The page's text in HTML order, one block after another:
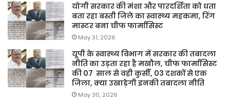
योगी सरकार की मंशा और पारदर्शिता को धता
बता रहा बस्ती जिले का स्वास्थ्य महकमा, रिंग
मास्टर बना चीफ फार्मासिस्ट
May 31, 2026
यूपी के स्वास्थ्य विभाग में सरकार की तबादला
नीति का उड़ता रहा है मखौल, चीफ फार्मासिस्ट
की 07 साल से वही कुर्सी, 03 दशकों से एक
जिला, क्या उखाड़ेगी इनकी तबादला नीति
May 30, 2026